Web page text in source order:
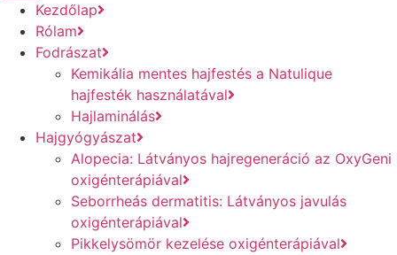
Kezdőlap
Rólam
Fodrászat
Kemikália mentes hajfestés a Natulique
hajfesték használatával
Hajlaminálás
Hajgyógyászat
Alopecia: Látványos hajregeneráció az OxyGeni
oxigénterápiával
Seborrheás dermatitis: Látványos javulás
oxigénterápiával
Pikkelysömör kezelése oxigénterápiával